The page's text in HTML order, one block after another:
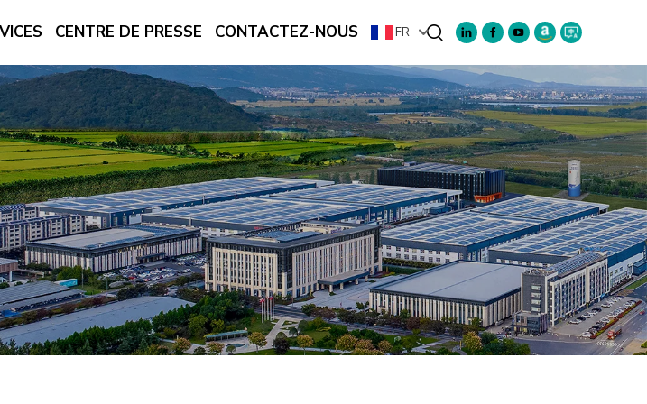
CENTRE DE PRESSE CONTACTEZ-NOUS FR
Rechercher